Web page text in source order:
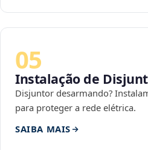
05
Instalação de
Disjuntor desarmando?
para proteger a rede elétrica.
SAIBA MAIS